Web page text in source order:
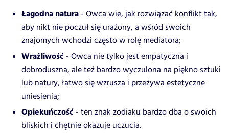
Łagodna natura - Owca wie, jak rozwiązać konflikt tak,
aby nikt nie poczuł się urażony, a wśród swoich
znajomych wchodzi często w rolę mediatora;
Wrażliwość - Owca nie tylko jest empatyczna i
dobroduszna, ale też bardzo wyczulona na piękno sztuki
lub natury, łatwo się wzrusza i przeżywa estetyczne
uniesienia;
Opiekuńczość - ten znak zodiaku bardzo dba o swoich
bliskich i chętnie okazuje uczucia.